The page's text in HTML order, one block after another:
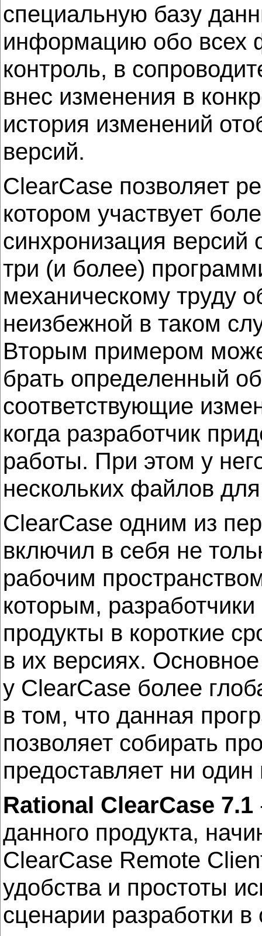
специальную базу
информацию обо всех
контроль, в
внес изменения в
история изменений
версий.
ClearCase позволяет
котором участвует
синхронизация версий
три (и более)
механическому труду
неизбежной в таком
Вторым примером
брать определенный
соответствующие
когда разработчик
работы. При этом у
нескольких файлов
ClearCase одним из
включил в себя не
рабочим
которым,
продукты в короткие
в их версиях.
у ClearCase более
в том, что данная
позволяет собирать
предоставляет ни
Rational ClearCase 7.1
данного продукта,
ClearCase Remote
удобства и простоты
сценарии разработки